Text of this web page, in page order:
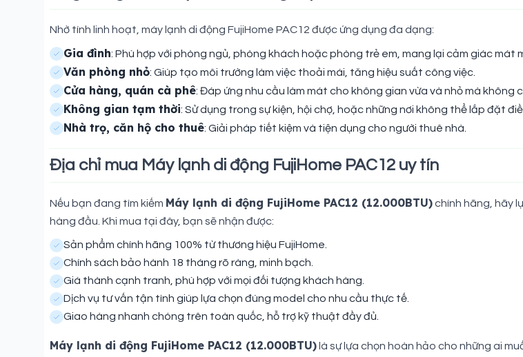
Nhờ tính linh hoạt, máy lạnh di động FujiHome PAC12 được ứng dụng đa dạng:
Gia đình: Phù hợp với phòng ngủ, phòng khách hoặc phòng trẻ em, mang lại cảm giác mát
Văn phòng nhỏ: Giúp tạo môi trường làm việc thoải mái, tăng hiệu suất công việc.
Cửa hàng, quán cà phê: Đáp ứng nhu cầu làm mát cho không gian vừa và nhỏ mà không
Không gian tạm thời: Sử dụng trong sự kiện, hội chợ, hoặc những nơi không thể lắp đặt
Nhà trọ, căn hộ cho thuê: Giải pháp tiết kiệm và tiện dụng cho người thuê nhà.
Địa chỉ mua Máy lạnh di động FujiHome PAC12 uy tín
Nếu bạn đang tìm kiếm Máy lạnh di động FujiHome PAC12 (12.000BTU)chính hãng, hãy
hàng đầu. Khi mua tại đây, bạn sẽ nhận được:
Sản phẩm chính hãng 100% từ thương hiệu FujiHome.
Chính sách bảo hành 18 tháng rõ ràng, minh bạch.
Giá thành cạnh tranh, phù hợp với mọi đối tượng khách hàng.
Dịch vụ tư vấn tận tình giúp lựa chọn đúng model cho nhu cầu thực tế.
Giao hàng nhanh chóng trên toàn quốc, hỗ trợ kỹ thuật đầy đủ.
Máy lạnh di động FujiHome PAC12 (12.000BTU) là sự lựa chọn hoàn hảo cho những ai